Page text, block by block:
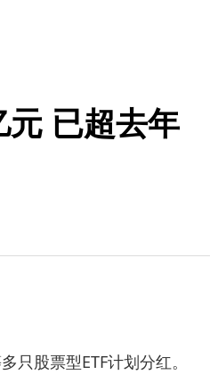
已超去年
只股票型ETF计划分红。